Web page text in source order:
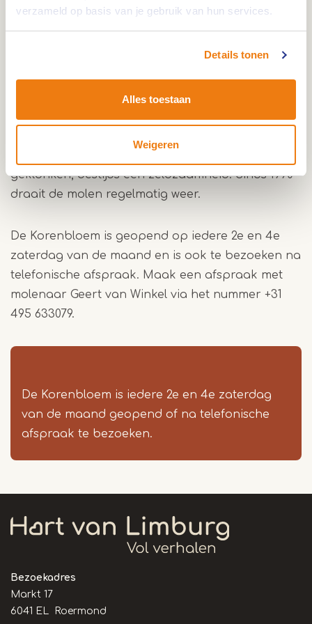
verzameld op basis van je gebruik van hun services.
Details tonen
Alles toestaan
Weigeren
van de molen in 1948 werkten er verschillende
ontdaan. Twee jaar later heeft de gemeente
Nederweert noodvoorzieningen aangebracht om
verdere aftakeling te voorkomen. Pas in 1988
werden er plannen gemaakt om de molen te
geklonken, destijds een zeldzaamheid. Sinds 1990
draait de molen regelmatig weer.
De Korenbloem is geopend op iedere 2e en 4e
zaterdag van de maand en is ook te bezoeken na
telefonische afspraak. Maak een afspraak met
molenaar Geert van Winkel via het nummer +31
495 633079.
De Korenbloem is iedere 2e en 4e zaterdag
van de maand geopend of na telefonische
afspraak te bezoeken.
Bezoekadres
Markt 17
6041 EL Roermond